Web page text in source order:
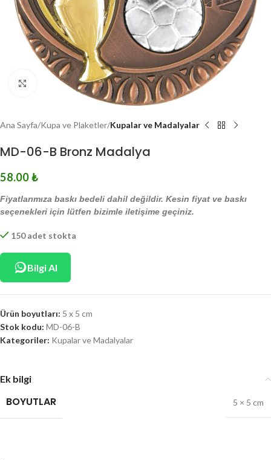
Click to enlarge
Ana Sayfa Kupa ve Plaketler Kupalar ve Madalyalar
MD-06-B Bronz Madalya
58.00₺
Fiyatlarımıza baskı bedeli dahil değildir. Kesin fiyat ve baskı
seçenekleri için lütfen bizimle iletişime geçiniz.
150 adet stokta
Bilgi Al
Ürün boyutları: 5 x 5 cm
Stok kodu: MD-06-B
Kategoriler: Kupalar ve Madalyalar
Ek bilgi
BOYUTLAR 5 × 5 cm